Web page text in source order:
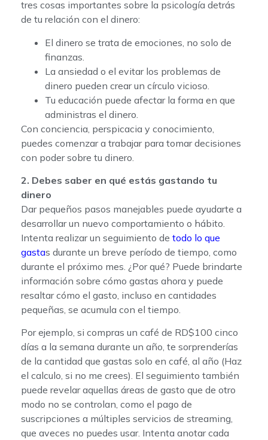
tres cosas importantes sobre la psicología detrás
de tu relación con el dinero:
El dinero se trata de emociones, no solo de
finanzas.
La ansiedad o el evitar los problemas de
dinero pueden crear un círculo vicioso.
Tu educación puede afectar la forma en que
administras el dinero.
Con conciencia, perspicacia y conocimiento,
puedes comenzar a trabajar para tomar decisiones
con poder sobre tu dinero.
2. Debes saber en qué estás gastando tu
dinero
Dar pequeños pasos manejables puede ayudarte a
desarrollar un nuevo comportamiento o hábito.
Intenta realizar un seguimiento de todo lo que
gastas durante un breve período de tiempo, como
durante el próximo mes. ¿Por qué? Puede brindarte
información sobre cómo gastas ahora y puede
resaltar cómo el gasto, incluso en cantidades
pequeñas, se acumula con el tiempo.
Por ejemplo, si compras un café de RD$100 cinco
días a la semana durante un año, te sorprenderías
de la cantidad que gastas solo en café, al año (Haz
el calculo, si no me crees). El seguimiento también
puede revelar aquellas áreas de gasto que de otro
modo no se controlan, como el pago de
suscripciones a múltiples servicios de streaming,
que aveces no puedes usar. Intenta anotar cada